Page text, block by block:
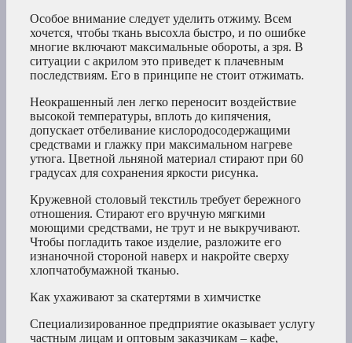
Особое внимание следует уделить отжиму. Всем
хочется, чтобы ткань высохла быстро, и по ошибке
многие включают максимальные обороты, а зря. В
ситуации с акрилом это приведет к плачевным
последствиям. Его в принципе не стоит отжимать.
Неокрашенный лен легко переносит воздействие
высокой температуры, вплоть до кипячения,
допускает отбеливание кислородосодержащими
средствами и глажку при максимальном нагреве
утюга. Цветной льняной материал стирают при 60
градусах для сохранения яркости рисунка.
Кружевной столовый текстиль требует бережного
отношения. Стирают его вручную мягкими
моющими средствами, не трут и не выкручивают.
Чтобы погладить такое изделие, разложите его
изнаночной стороной наверх и накройте сверху
хлопчатобумажной тканью.
Как ухаживают за скатертями в химчистке
Специализированное предприятие оказывает услугу
частным лицам и оптовым заказчикам – кафе,